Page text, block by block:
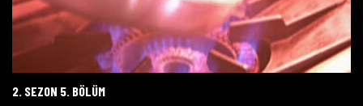
2. SEZON 5. BÖLÜM